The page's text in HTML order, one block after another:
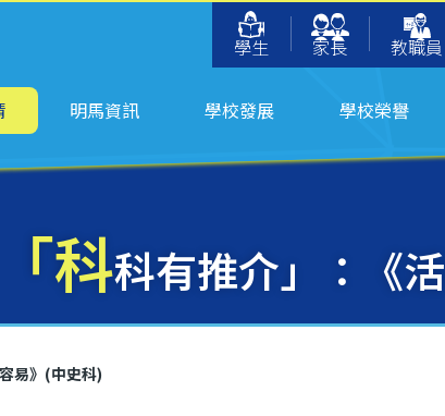
學生
家長 教職員
明馬資訊 學校發展 學校榮譽
「科科有推介」：《
易》(中史科)